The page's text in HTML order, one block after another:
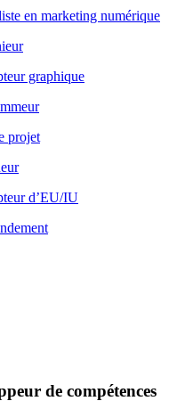
en marketing numérique
graphique
projet
d’EU/IU
de compétences